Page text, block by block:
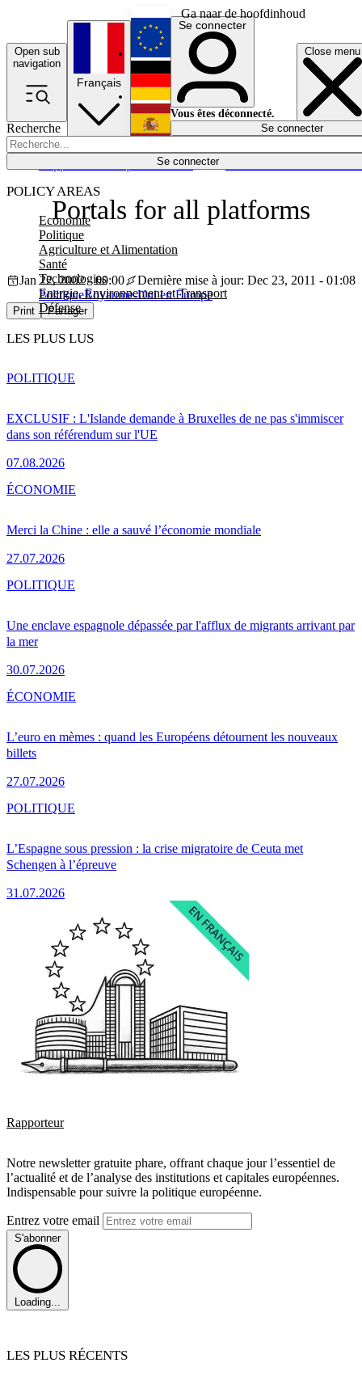
Ga naar de hoofdinhoud
Open sub
navigation
Close menu
Recherche
Se connecter
POLICY AREAS
Economie
Politique
Agriculture et Alimentation
Santé
Technologies
Energie, Environnement et Transport
Défense
Économie
Français
English
Deutsch
Español
Se connecter
Vous êtes déconnecté.
Se connecter
Portals for all platforms
Jan 22, 2002 - 00:00
Dernière mise à jour: Dec 23, 2011 - 01:08
PolitiqueRoyaume-Uni en Europe
Print Partager
LES PLUS LUS
EXCLUSIF : L'Islande demande à Bruxelles de ne pas s'immiscer
dans son référendum sur l'UE
07.08.2026
POLITIQUE
Merci la Chine : elle a sauvé l’économie mondiale
27.07.2026
ÉCONOMIE
Une enclave espagnole dépassée par l'afflux de migrants arrivant par
la mer
30.07.2026
POLITIQUE
L’euro en mèmes : quand les Européens détournent les nouveaux
billets
27.07.2026
ÉCONOMIE
L’Espagne sous pression : la crise migratoire de Ceuta met
Schengen à l’épreuve
31.07.2026
POLITIQUE
Rapporteur
Notre newsletter gratuite phare, offrant chaque jour l’essentiel de
l’actualité et de l’analyse des institutions et capitales européennes.
Indispensable pour suivre la politique européenne.
Entrez votre email
S'abonner
Loading...
LES PLUS RÉCENTS